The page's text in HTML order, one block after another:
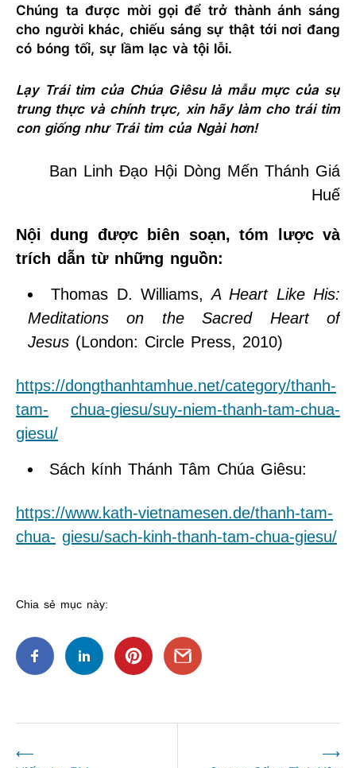
Chúng ta được mời gọi để trở thành ánh sáng
cho người khác, chiếu sáng sự thật tới nơi đang
có bóng tối, sự lầm lạc và tội lỗi.
Lạy Trái tim của Chúa Giêsu là mẫu mực của sự
trung thực và chính trực, xin hãy làm cho trái tim
con giống như Trái tim của Ngài hơn!
Ban Linh Đạo Hội Dòng Mến Thánh Giá
Huế
Nội dung được biên soạn, tóm lược và
trích dẫn từ những nguồn:
Thomas D. Williams,A Heart Like His:
Meditations on the Sacred Heart of
Jesus (London: Circle Press, 2010)
https://dongthanhtamhue.net/category/thanh-
tam-
chua-giesu/suy-niem-thanh-tam-chua-
giesu/
Sách kính Thánh Tâm Chúa Giêsu:
https://www.kath-vietnamesen.de/thanh-tam-
chua- giesu/sach-kinh-thanh-tam-chua-giesu/
Chia sẻ mục này:
hướng
⟵
⟶